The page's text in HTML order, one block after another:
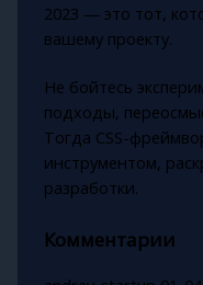
2023 — это тот,
вашему проекту.
Не бойтесь
подходы,
Тогда CSS-
инструментом,
разработки.
Комментарии